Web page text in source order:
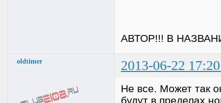
АВТОР!!! В
oldtimer 2013-06-22
Не все. Может так
будут в пределах